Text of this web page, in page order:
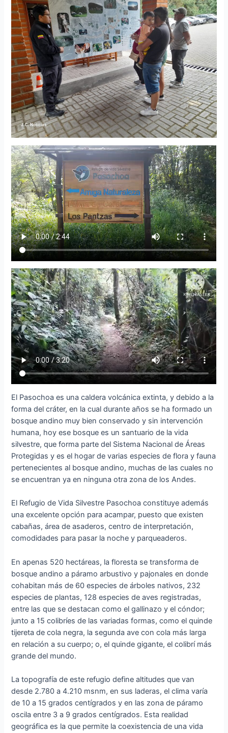
El Pasochoa es una caldera volcánica extinta, y debido a la
forma del cráter, en la cual durante años se ha formado un
bosque andino muy bien conservado y sin intervención
humana, hoy ese bosque es un santuario de la vida
silvestre, que forma parte del Sistema Nacional de Áreas
Protegidas y es el hogar de varias especies de flora y fauna
pertenecientes al bosque andino, muchas de las cuales no
se encuentran ya en ninguna otra zona de los Andes.
El Refugio de Vida Silvestre Pasochoa constituye además
una excelente opción para acampar, puesto que existen
cabañas, área de asaderos, centro de interpretación,
comodidades para pasar la noche y parqueaderos.
En apenas 520 hectáreas, la floresta se transforma de
bosque andino a páramo arbustivo y pajonales en donde
cohabitan más de 60 especies de árboles nativos, 232
especies de plantas, 128 especies de aves registradas,
entre las que se destacan como el gallinazo y el cóndor;
junto a 15 colibríes de las variadas formas, como el quinde
tijereta de cola negra, la segunda ave con cola más larga
en relación a su cuerpo; o, el quinde gigante, el colibrí más
grande del mundo.
La topografía de este refugio define altitudes que van
desde 2.780 a 4.210 msnm, en sus laderas, el clima varía
de 10 a 15 grados centígrados y en las zona de páramo
oscila entre 3 a 9 grados centígrados. Esta realidad
geográfica es la que permite la coexistencia de una vida